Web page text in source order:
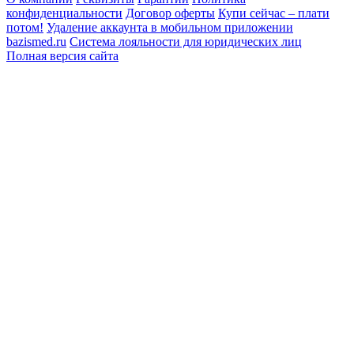
конфиденциальности Договор оферты Купи сейчас – плати
потом! Удаление аккаунта в мобильном приложении
bazismed.ru Система лояльности для юридических лиц
Полная версия сайта